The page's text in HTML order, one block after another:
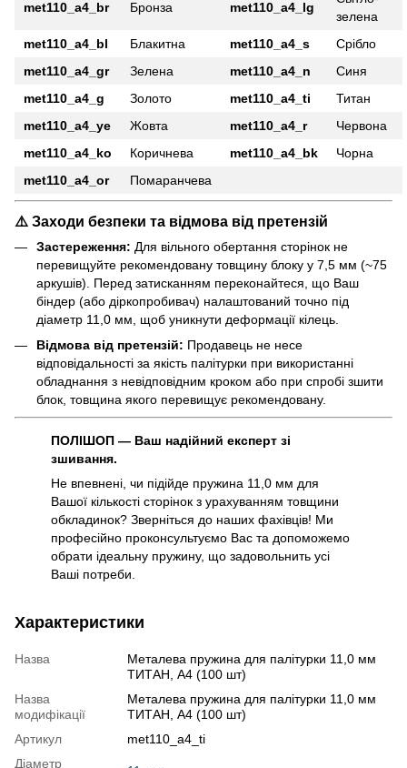
met110_a4_br Бронза met110_a4_lg
зелена
met110_a4_bl
Блакитна met110_a4_s
Срібло
met110_a4_gr
Зелена met110_a4_n
Синя
met110_a4_g
Золото met110_a4_ti
Титан
met110_a4_ye
Жовта met110_a4_r
Червона
met110_a4_ko
Коричнева met110_a4_bk
Чорна
met110_a4_or
Помаранчева
⚠️ Заходи безпеки та відмова від претензій
Застереження: Для вільного обертання сторінок не
перевищуйте рекомендовану товщину блоку у 7,5 мм (~75
аркушів). Перед затисканням переконайтеся, що Ваш
біндер (або діркопробивач) налаштований точно під
діаметр 11,0 мм, щоб уникнути деформації кілець.
Відмова від претензій: Продавець не несе
відповідальності за якість палітурки при використанні
обладнання з невідповідним кроком або при спробі зшити
блок, товщина якого перевищує рекомендовану.
ПОЛІШОП — Ваш надійний експерт зі
зшивання.
Не впевнені, чи підійде пружина 11,0 мм для
Вашої кількості сторінок з урахуванням товщини
обкладинок? Зверніться до наших фахівців! Ми
професійно проконсультуємо Вас та допоможемо
обрати ідеальну пружину, що задовольнить усі
Ваші потреби.
Характеристики
Назва
Металева пружина для палітурки 11,0 мм
ТИТАН, А4 (100 шт)
Назва
модифікації
Металева пружина для палітурки 11,0 мм
ТИТАН, А4 (100 шт)
Артикул
met110_a4_ti
Діаметр